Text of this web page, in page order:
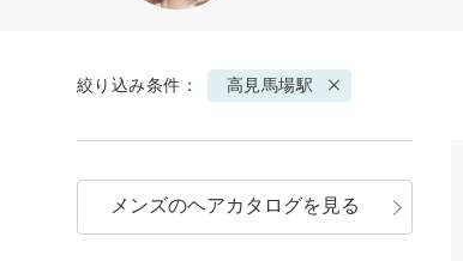
絞り込み条件： 高見馬場駅
メンズのヘアカタログを見る